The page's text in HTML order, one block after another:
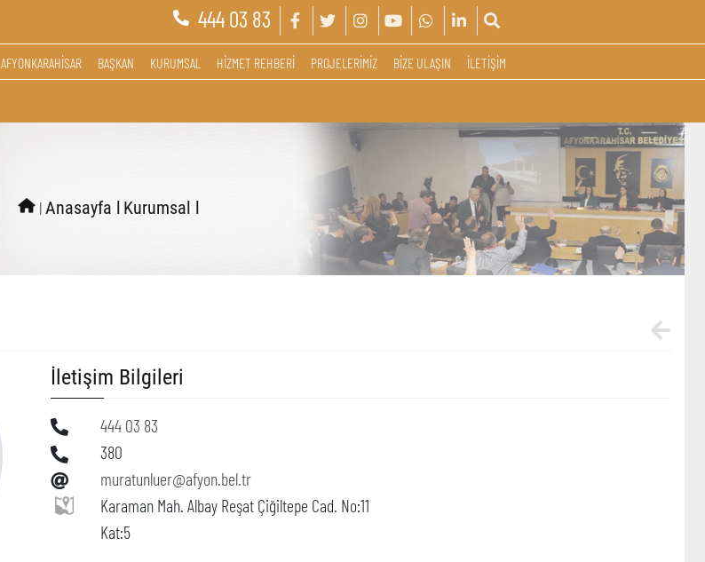
444 03 83
AFYONKARAHİSAR BAŞKAN KURUMSAL HİZMET REHBERİ PROJELERİMİZ BİZE ULAŞIN İLETİŞİM
lAnasayfa l Kurumsal l
İletişim Bilgileri
444 03 83
380
muratunluer@afyon.bel.tr
Karaman Mah. Albay Reşat Çiğiltepe Cad. No:11
Kat:5